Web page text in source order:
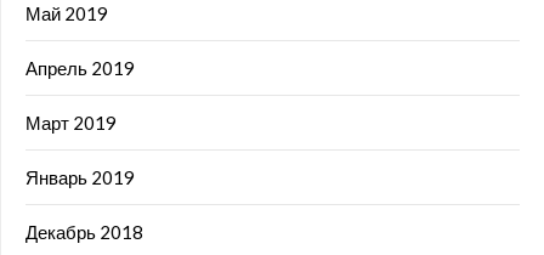
Май 2019
Апрель 2019
Март 2019
Январь 2019
Декабрь 2018